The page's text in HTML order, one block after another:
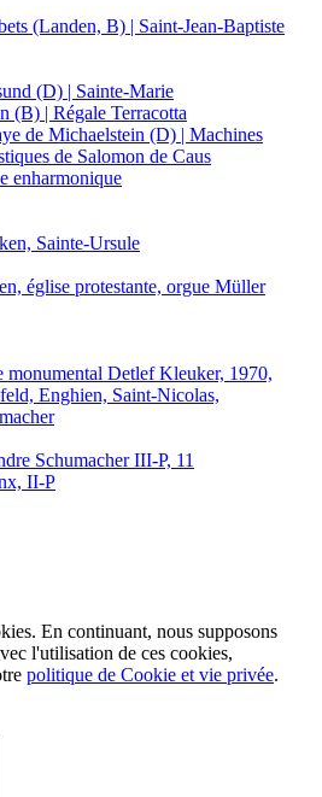
(Landen, B) | Saint-Jean-Baptiste
(D) | Sainte-Marie
(B) | Régale Terracotta
de Michaelstein (D) | Machines
de Salomon de Caus
enharmonique
Sainte-Ursule
église protestante, orgue Müller
monumental Detlef Kleuker, 1970,
Enghien, Saint-Nicolas,
Schumacher III-P, 11
II-P
En continuant, nous supposons
l'utilisation de ces cookies,
politique de Cookie et vie privée.